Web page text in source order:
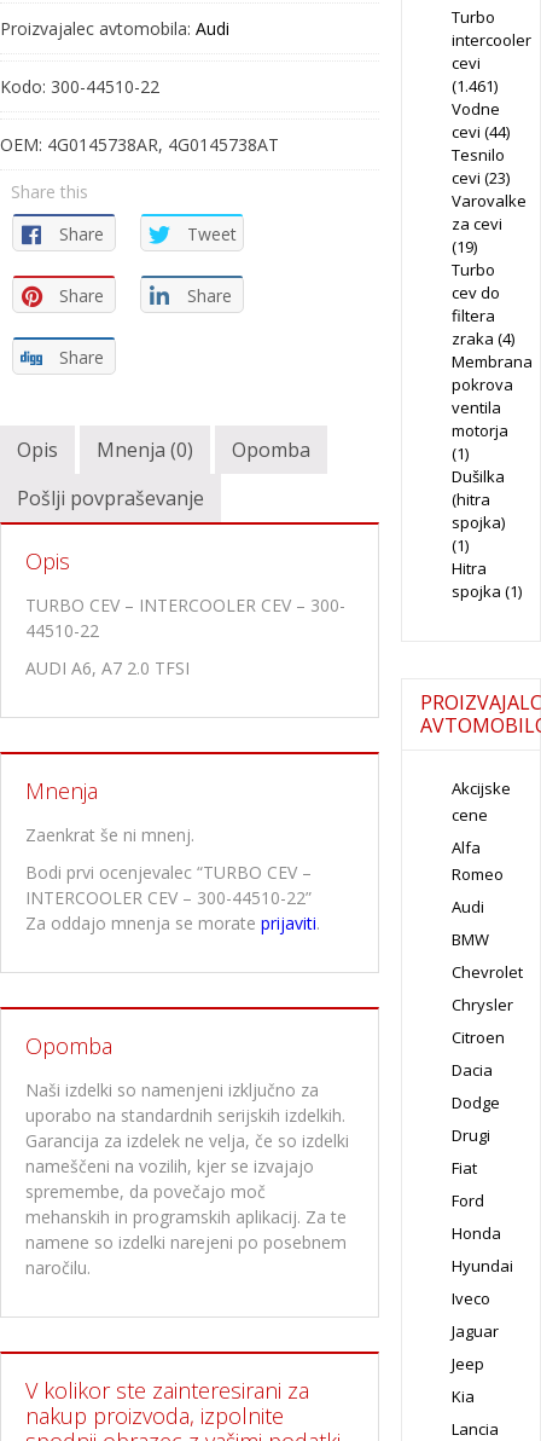
INTERCOOLER
-
44510-
22
quantity
Proizvajalec avtomobila: Audi
Kodo: 300-44510-22
OEM: 4G0145738AR, 4G0145738AT
Share this
Share
Tweet
Share Share
Share
Opis Mnenja (0)
Opomba
Pošlji povpraševanje
Opis
TURBO CEV – INTERCOOLER CEV – 300-
44510-22
AUDI A6, A7 2.0 TFSI
Mnenja
Zaenkrat še ni mnenj.
Bodi prvi ocenjevalec “TURBO CEV –
INTERCOOLER CEV – 300-44510-22”
Za oddajo mnenja se morate prijaviti.
Opomba
Naši izdelki so namenjeni izključno za
uporabo na standardnih serijskih izdelkih.
Garancija za izdelek ne velja, če so izdelki
nameščeni na vozilih, kjer se izvajajo
spremembe, da povečajo moč
mehanskih in programskih aplikacij. Za te
namene so izdelki narejeni po posebnem
naročilu.
V kolikor ste zainteresirani za
nakup proizvoda, izpolnite
Turbo
intercooler
cevi
(1.461)
Vodne
cevi (44)
Tesnilo
cevi (23)
Varovalke
za cevi
(19)
Turbo
cev do
filtera
zraka (4)
Membrana
pokrova
ventila
motorja
(1)
Dušilka
(hitra
spojka)
(1)
Hitra
spojka (1)
Akcijske
cene
Alfa
Romeo
Audi
BMW
Chevrolet
Chrysler
Citroen
Dacia
Dodge
Drugi
Fiat
Ford
Honda
Hyundai
Iveco
Jaguar
Jeep
Kia
Lancia